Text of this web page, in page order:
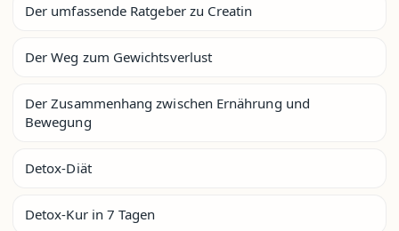
Der umfassende Ratgeber zu Creatin
Der Weg zum Gewichtsverlust
Der Zusammenhang zwischen Ernährung und
Bewegung
Detox-Diät
Detox-Kur in 7 Tagen